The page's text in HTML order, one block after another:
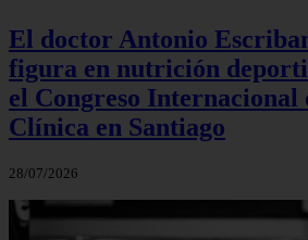
El doctor Antonio
figura en nutrición
el Congreso Internacional
Clínica en Santiago
28/07/2026